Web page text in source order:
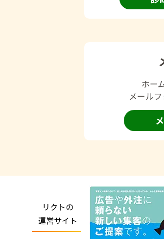
ホー
メール
リクトの
運営サイト